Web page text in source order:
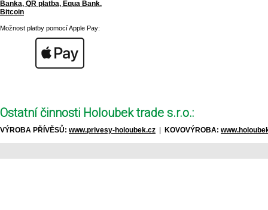
Možnost platby pomocí Apple Pay:
Ostatní činnosti Holoubek trade s.r.o.:
VÝROBA PŘÍVĚSŮ: www.privesy-holoubek.cz KOVOVÝROBA: